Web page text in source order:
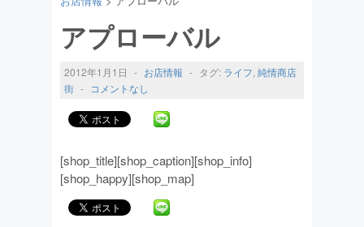
アプローバル
2012年1月1日 - お店情報 - タグ: ライフ, 純情商店
街 - コメントなし
[shop_title][shop_caption][shop_info]
[shop_happy][shop_map]